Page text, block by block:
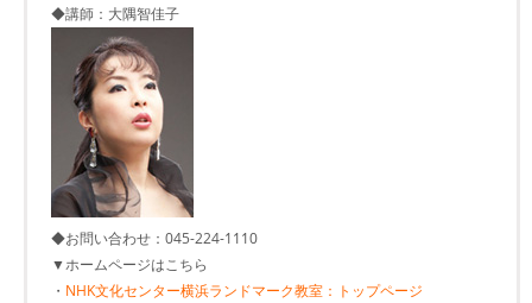
◆講師：大隅智佳子
◆お問い合わせ：045-224-1110
▼ホームページはこちら
・ NHK文化センター横浜ランドマーク教室：トップページ